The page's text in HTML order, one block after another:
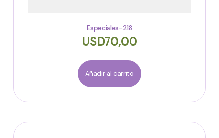
Especiales-218
USD70,00
Añadir al carrito